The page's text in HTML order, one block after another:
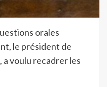
orales
le président de
a voulu recadrer les